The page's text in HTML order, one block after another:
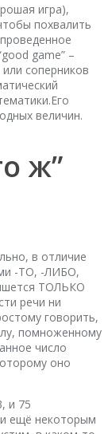
игра),
похвалить
game” –
соперников
величин.
ж”
в отличие
-ТО, -ЛИБО,
ТОЛЬКО
речи ни
говорить,
помноженному
число
оно
и 75
ещё некоторым